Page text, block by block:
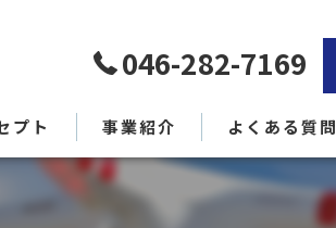
046-282-7169
プト 事業紹介 よくある質問